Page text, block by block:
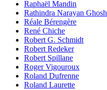
Raphaël Mandin
Rathindra Narayan Ghosh
Réale Bérengère
René Chiche
Robert G. Schmidt
Robert Redeker
Robert Spillane
Roger Vigouroux
Roland Dufrenne
Roland Laurette